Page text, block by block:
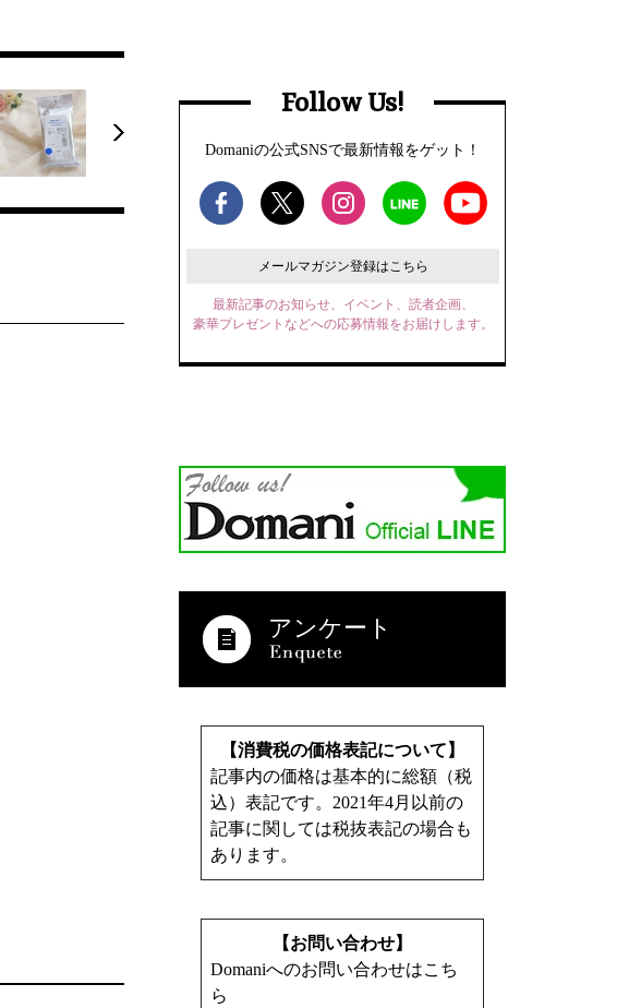
Follow Us!
Domaniの公式SNSで最新情報をゲット！
メールマガジン登録はこちら
最新記事のお知らせ、イベント、読者企画、
豪華プレゼントなどへの応募情報をお届けします。
アンケート
【消費税の価格表記について】
記事内の価格は基本的に総額（税
込）表記です。2021年4月以前の
記事に関しては税抜表記の場合も
あります。
【お問い合わせ】
Domaniへのお問い合わせはこち
ら